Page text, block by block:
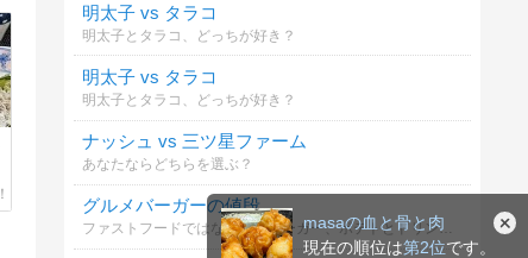
masaの血と骨と肉
現在の順位は第2位です。
明太子 vs タラコ
明太子とタラコ、どっちが好き？
明太子 vs タラコ
明太子とタラコ、どっちが好き？
ナッシュ vs 三ツ星ファーム
あなたならどちらを選ぶ？
グルメバーガーの値段
ファストフードではないハンバーガー、ポテトとドリンクのセットに出せる金額はいくらまで？